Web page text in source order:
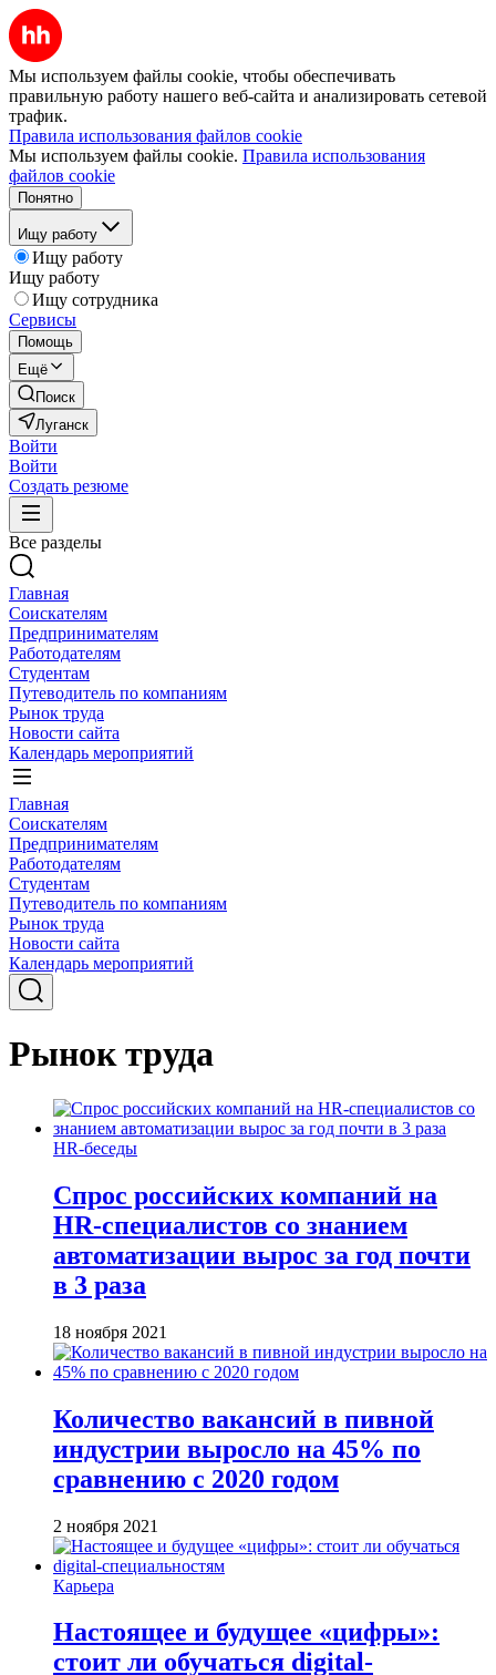
Мы используем файлы cookie, чтобы обеспечивать
правильную работу нашего веб-сайта и анализировать сетевой
трафик.
Правила использования файлов cookie
Мы используем файлы cookie. Правила использования
файлов cookie
Понятно
Ищу работу
Ищу работу
Ищу работу
Ищу сотрудника
Сервисы
Помощь
Ещё
Поиск
Луганск
Войти
Войти
Создать резюме
Все разделы
Главная
Соискателям
Предпринимателям
Работодателям
Студентам
Путеводитель по компаниям
Рынок труда
Новости сайта
Календарь мероприятий
Главная
Соискателям
Предпринимателям
Работодателям
Студентам
Путеводитель по компаниям
Рынок труда
Новости сайта
Календарь мероприятий
Рынок труда
HR-беседы
Спрос российских компаний на
HR-специалистов со знанием
автоматизации вырос за год почти
в 3 раза
18 ноября 2021
Количество вакансий в пивной
индустрии выросло на 45% по
сравнению с 2020 годом
2 ноября 2021
Карьера
Настоящее и будущее «цифры»:
стоит ли обучаться digital-